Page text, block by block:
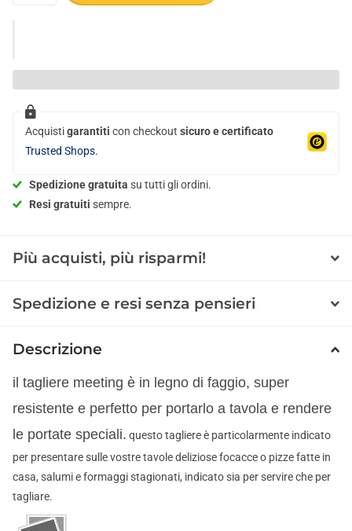
Acquistigarantiti con checkout sicuro e certificato
Trusted Shops.
Spedizione gratuita su tutti gli ordini.
Resi gratuiti sempre.
Più acquisti, più risparmi!
Spedizione e resi senza pensieri
Descrizione
il tagliere meeting è in legno di faggio, super
resistente e perfetto per portarlo a tavola e rendere
le portate speciali. questo tagliere è particolarmente indicato
per presentare sulle vostre tavole deliziose focacce o pizze fatte in
casa, salumi e formaggi stagionati, indicato sia per servire che per
tagliare.